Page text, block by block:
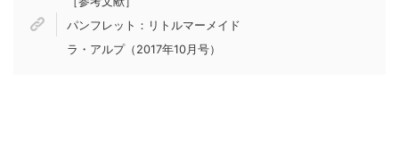
パンフレット：リトルマーメイド
ラ・アルプ（2017年10月号）